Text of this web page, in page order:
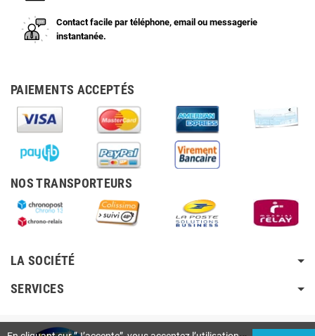
Contact facile par téléphone, email ou messagerie
instantanée.
PAIEMENTS ACCEPTÉS
NOS TRANSPORTEURS
LA SOCIÉTÉ
SERVICES